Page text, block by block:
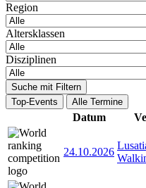
Region
Altersklassen
Disziplinen
Suche mit Filtern
Top-Events
Alle Termine
Datum
24.10.2026